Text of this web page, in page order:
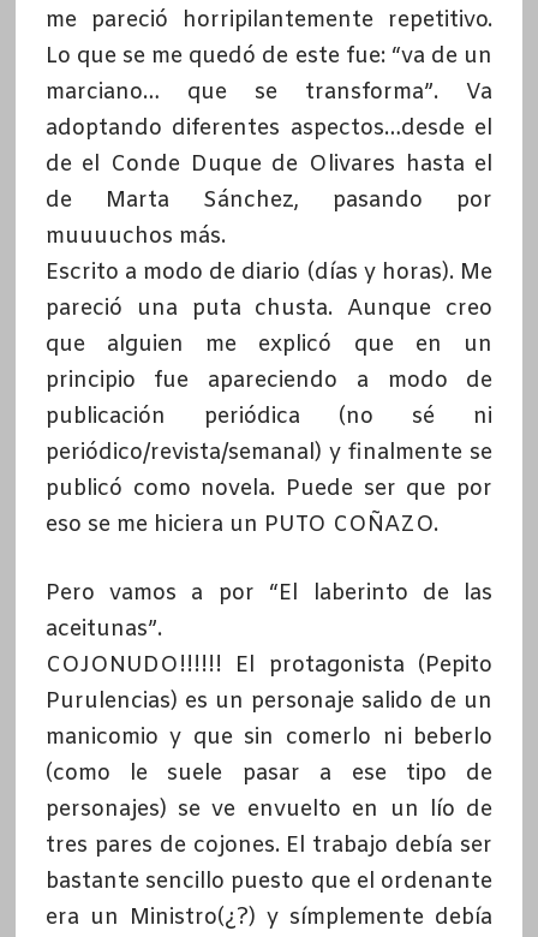
me pareció horripilantemente repetitivo.
Lo que se me quedó de este fue: “va de un
marciano… que se transforma”. Va
adoptando diferentes aspectos…desde el
de el Conde Duque de Olivares hasta el
de Marta Sánchez, pasando por
muuuuchos más.
Escrito a modo de diario (días y horas). Me
pareció una puta chusta. Aunque creo
que alguien me explicó que en un
principio fue apareciendo a modo de
publicación periódica (no sé ni
periódico/revista/semanal) y finalmente se
publicó como novela. Puede ser que por
eso se me hiciera un PUTO COÑAZO.
Pero vamos a por “El laberinto de las
aceitunas”.
COJONUDO!!!!!! El protagonista (Pepito
Purulencias) es un personaje salido de un
manicomio y que sin comerlo ni beberlo
(como le suele pasar a ese tipo de
personajes) se ve envuelto en un lío de
tres pares de cojones. El trabajo debía ser
bastante sencillo puesto que el ordenante
era un Ministro(¿?) y símplemente debía